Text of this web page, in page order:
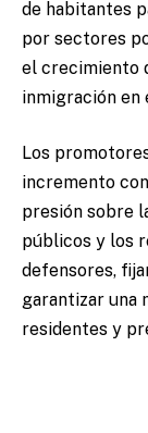
de habitantes
por sectores
el crecimiento
inmigración en
Los
incremento
presión sobre
públicos y los
defensores,
garantizar una
residentes y